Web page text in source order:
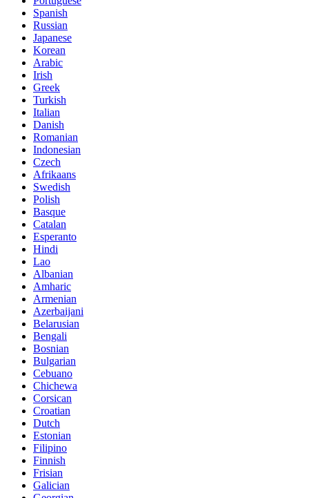
Spanish
Russian
Japanese
Korean
Arabic
Irish
Greek
Turkish
Italian
Danish
Romanian
Indonesian
Czech
Afrikaans
Swedish
Polish
Basque
Catalan
Esperanto
Hindi
Lao
Albanian
Amharic
Armenian
Azerbaijani
Belarusian
Bengali
Bosnian
Bulgarian
Cebuano
Chichewa
Corsican
Croatian
Dutch
Estonian
Filipino
Finnish
Frisian
Galician